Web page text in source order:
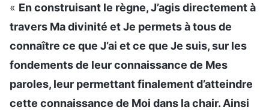
« En construisant le règne, J’agis directement à
travers Ma divinité et Je permets à tous de
connaître ce que J’ai et ce que Je suis, sur les
fondements de leur connaissance de Mes
paroles, leur permettant finalement d’atteindre
cette connaissance de Moi dans la chair. Ainsi